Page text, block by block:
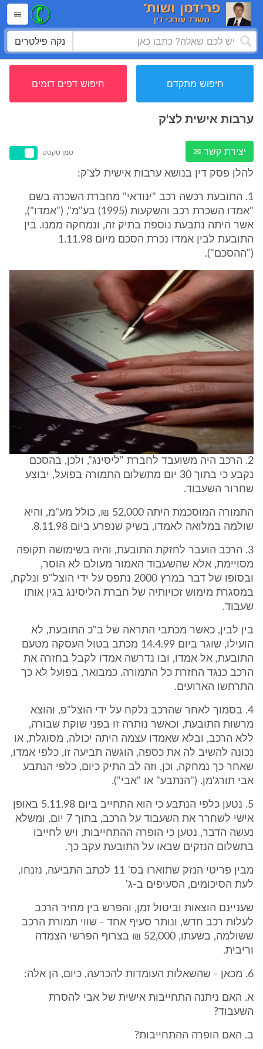
נקה פילטרים
חיפוש מתקדם חיפוש דפים דומים
ערבות אישית לצ'ק
יצירת קשר ✉ סמן טקסט
להלן פסק דין בנושא ערבות אישית לצ'ק:
1. התובעת רכשה רכב "ינודאי" מחברת השכרה בשם
"אמדו השכרת רכב והשקעות (1995) בע"מ", ("אמדו"),
אשר היתה נתבעת נוספת בתיק זה, ונמחקה ממנו. בין
התובעת לבין אמדו נכרת הסכם מיום 1.11.98
("ההסכם").
2. הרכב היה משועבד לחברת "ליסינג", ולכן, בהסכם
נקבע כי בתוך 30 יום מתשלום התמורה בפועל, יבוצע
שחרור השעבוד.
התמורה המוסכמת היתה 52,000 ₪, כולל מע"מ, והיא
שולמה במלואה לאמדו, בשיק שנפרע ביום 8.11.98.
3. הרכב הועבר לחזקת התובעת, והיה בשימושה תקופה
מסויימת, אלא שהשעבוד האמור מעולם לא הוסר,
ובסופו של דבר במרץ 2000 נתפס על ידי הוצל"פ ונלקח,
במסגרת מימוש זכויותיה של חברת הליסינג בגין אותו
שעבוד.
בין לבין, כאשר מכתבי התראה של ב"כ התובעת, לא
הועילו, שוגר ביום 14.4.99 מכתב בטול העסקה מטעם
התובעת, אל אמדו, ובו נדרשה אמדו לקבל בחזרה את
הרכב כנגד החזרת כל התמורה. כמבואר, בפועל לא כך
התרחשו הארועים.
4. בסמוך לאחר שהרכב נלקח על ידי הוצל"פ, והוצא
מרשות התובעת, וכאשר נותרה זו בפני שוקת שבורה,
ללא הרכב, ובלא שאמדו עצמה היתה יכולה, מסוגלת, או
נכונה להשיב לה את כספה, הוגשה תביעה זו, כלפי אמדו,
שאחר כך נמחקה, וכן, וזה לב התיק כיום, כלפי הנתבע
אבי תורג'מן. ("הנתבע" או "אבי").
5. נטען כלפי הנתבע כי הוא התחייב ביום 5.11.98 באופן
אישי לשחרר את השעבוד על הרכב, בתוך 7 יום, ומשלא
נעשה הדבר, נטען כי הופרה ההתחייבות, ויש לחייבו
בתשלום הנזקים שבאו על התובעת עקב כך.
מבין פריטי הנזק שתוארו בס' 11 לכתב התביעה, נזנחו,
לעת הסיכומים, הסעיפים ב-ג'
שעניינם הוצאות וביטול זמן, והפרש בין מחיר הרכב
לעלות רכב חדש, ונותר סעיף אחד - שווי תמורת הרכב
ששולמה, בשעתו, 52,000 ₪ בצרוף הפרשי הצמדה
וריבית.
6. מכאן - שהשאלות העומדות להכרעה, כיום, הן אלה:
א. האם ניתנה התחייבות אישית של אבי להסרת
השעבוד?
ב. האם הופרה ההתחייבות?